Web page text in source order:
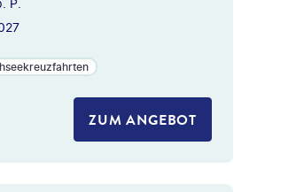
P.
ZUM ANGEBOT